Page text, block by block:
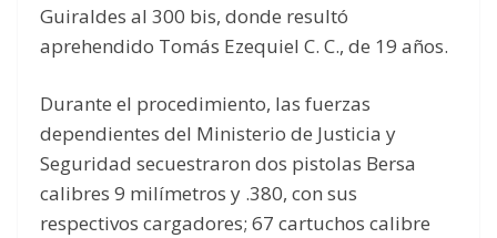
Guiraldes al 300 bis, donde resultó
aprehendido Tomás Ezequiel C. C., de 19 años.
Durante el procedimiento, las fuerzas
dependientes del Ministerio de Justicia y
Seguridad secuestraron dos pistolas Bersa
calibres 9 milímetros y .380, con sus
respectivos cargadores; 67 cartuchos calibre